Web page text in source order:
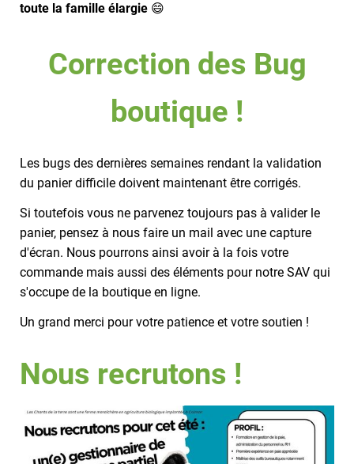
toute la famille élargie 😄
Correction des Bug
boutique !
Les bugs des dernières semaines rendant la validation
du panier difficile doivent maintenant être corrigés.
Si toutefois vous ne parvenez toujours pas à valider le
panier, pensez à nous faire un mail avec une capture
d'écran. Nous pourrons ainsi avoir à la fois votre
commande mais aussi des éléments pour notre SAV qui
s'occupe de la boutique en ligne.
Un grand merci pour votre patience et votre soutien !
Nous recrutons !